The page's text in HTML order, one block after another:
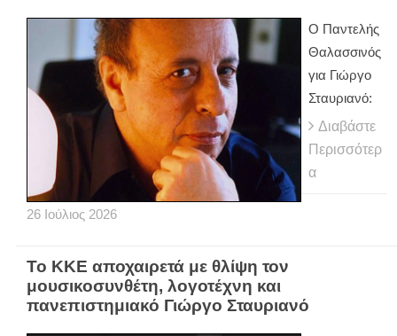
Ο Παντελής
Θαλασσινός
για Γιώργο
Σταυριανό:
Διαβάστε
Περισσότερ
α
26 Ιούλιος 2026
Το ΚΚΕ αποχαιρετά με θλίψη τον
μουσικοσυνθέτη, λογοτέχνη και
πανεπιστημιακό Γιώργο Σταυριανό